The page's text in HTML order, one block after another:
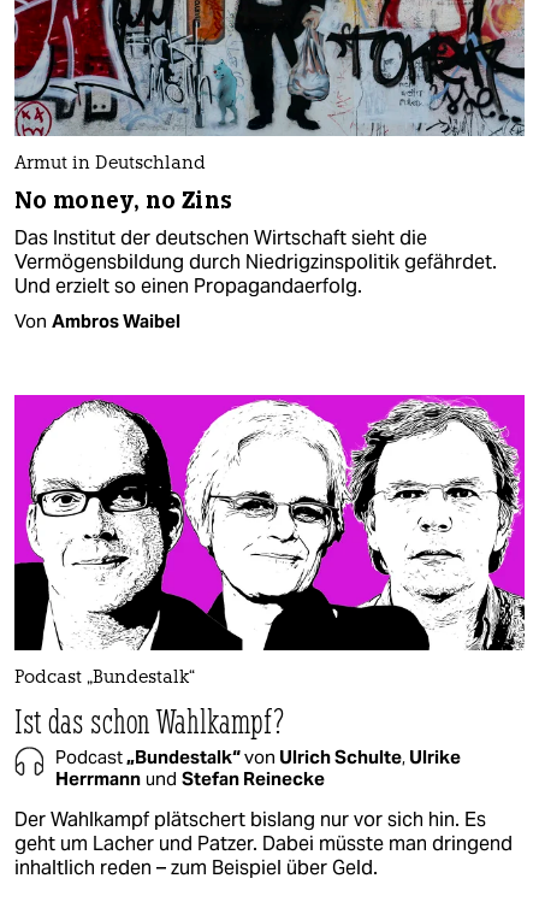
Armut in Deutschland
No money, no Zins
Das Institut der deutschen Wirtschaft sieht die
Vermögensbildung durch Niedrigzinspolitik gefährdet.
Und erzielt so einen Propagandaerfolg.
Von Ambros Waibel
Podcast „Bundestalk“
Ist das schon Wahlkampf?
Podcast„Bundestalk“von Ulrich Schulte, Ulrike
Herrmann und Stefan Reinecke
Der Wahlkampf plätschert bislang nur vor sich hin. Es
geht um Lacher und Patzer. Dabei müsste man dringend
inhaltlich reden – zum Beispiel über Geld.